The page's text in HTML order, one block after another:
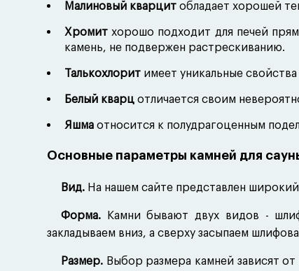
Малиновый кварцит обладает хорошей
Хромит хорошо подходит для печей
камень, не подвержен растрескиванию.
Талькохлорит имеет уникальные
Белый кварц отличается своим
Яшма относится к полудрагоценным
Основные параметры камней для
Вид. На нашем сайте представлен
Форма. Камни бывают двух видов -
закладываем вниз, а сверху засыпаем
Размер. Выбор размера камней зависят